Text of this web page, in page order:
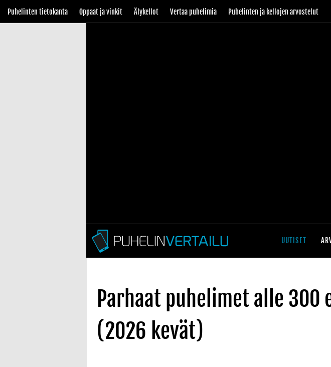
Puhelinten tietokanta Oppaat ja vinkit Älykellot Vertaa puhelimia Puhelinten ja kellojen arvostelut
UUTISET
Parhaat puhelimet alle 300
(2026 kevät)